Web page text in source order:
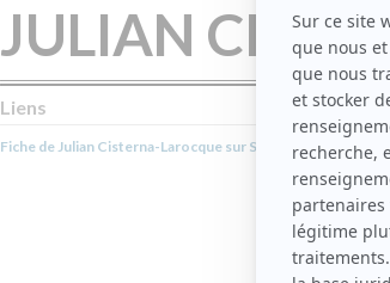
JULIAN
Liens
Fiche de Julian Cisterna-Larocque sur Showbizz.net